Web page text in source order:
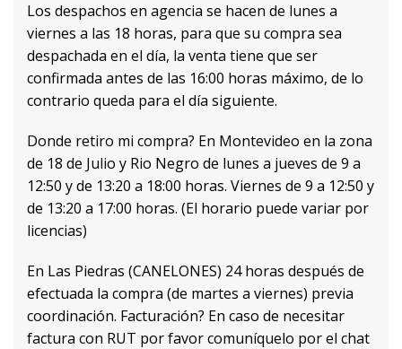
Los despachos en agencia se hacen de lunes a
viernes a las 18 horas, para que su compra sea
despachada en el día, la venta tiene que ser
confirmada antes de las 16:00 horas máximo, de lo
contrario queda para el día siguiente.
Donde retiro mi compra? En Montevideo en la zona
de 18 de Julio y Rio Negro de lunes a jueves de 9 a
12:50 y de 13:20 a 18:00 horas. Viernes de 9 a 12:50 y
de 13:20 a 17:00 horas. (El horario puede variar por
licencias)
En Las Piedras (CANELONES) 24 horas después de
efectuada la compra (de martes a viernes) previa
coordinación. Facturación? En caso de necesitar
factura con RUT por favor comuníquelo por el chat